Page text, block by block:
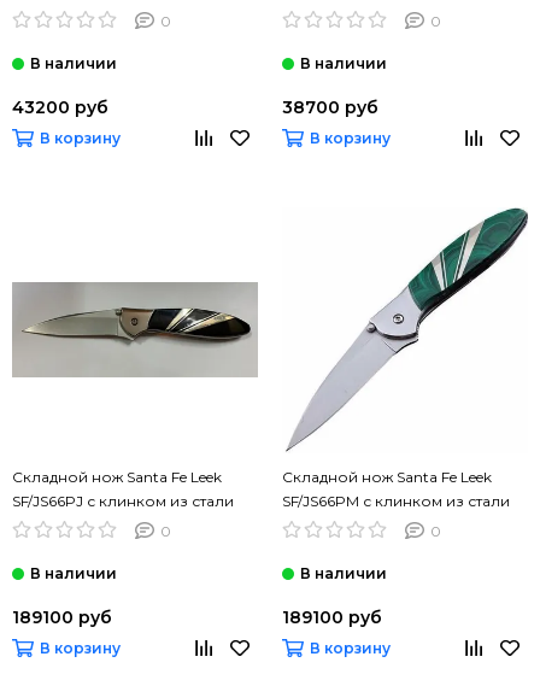
стали VG-10, рукоять титан
0
43200 руб
В корзину
стали Sandvik™ 14C28N, рукоять
0
38700 руб
В корзину
Складной нож Santa Fe Leek
SF/JS66PJ с клинком из стали
Sandvik™ 14C28N, рукоять
0
189100 руб
В корзину
Складной нож Santa Fe Leek
SF/JS66PM с клинком из стали
Sandvik™ 14C28N, рукоять
0
189100 руб
В корзину